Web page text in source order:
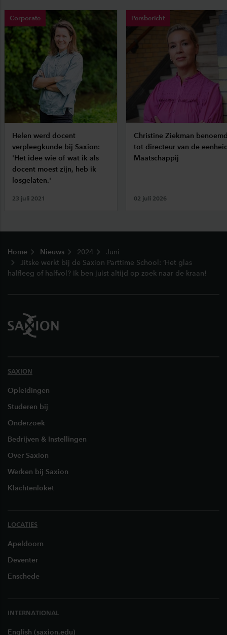
Corporate
Helen werd docent
verpleegkunde bij Saxion:
'Het idee wie of wat ik als
docent moest zijn, heb ik
losgelaten.'
23 juli 2021
Persbericht
Christine Ziekman
tot directeur van de
Maatschappij
02 juli 2026
Home Nieuws 2024
Juni
Jitske werkt bij de Saxion Parttime School: ‘Het glas
halfleeg of halfvol? Ik ben juist altijd op zoek naar de kraan!
SAXION
Opleidingen
Studeren bij
Onderzoek
Bedrijven & Instellingen
Over Saxion
Werken bij Saxion
Klachtenloket
LOCATIES
Apeldoorn
Deventer
Enschede
INTERNATIONAL
English (saxion.edu)